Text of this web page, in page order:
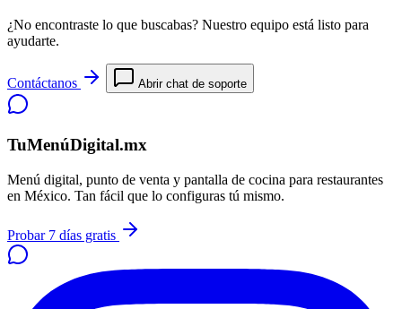
¿No encontraste lo que buscabas? Nuestro equipo está listo para
ayudarte.
Contáctanos Abrir chat de soporte
TuMenúDigital.mx
Menú digital, punto de venta y pantalla de cocina para restaurantes
en México. Tan fácil que lo configuras tú mismo.
Probar 7 días gratis